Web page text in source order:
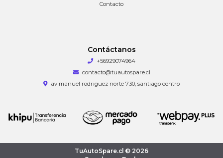
Contacto
Contáctanos
+56929074964
contacto@tuautospare.cl
av manuel rodriguez norte 730, santiago centro
TuAutoSpare.cl © 2026